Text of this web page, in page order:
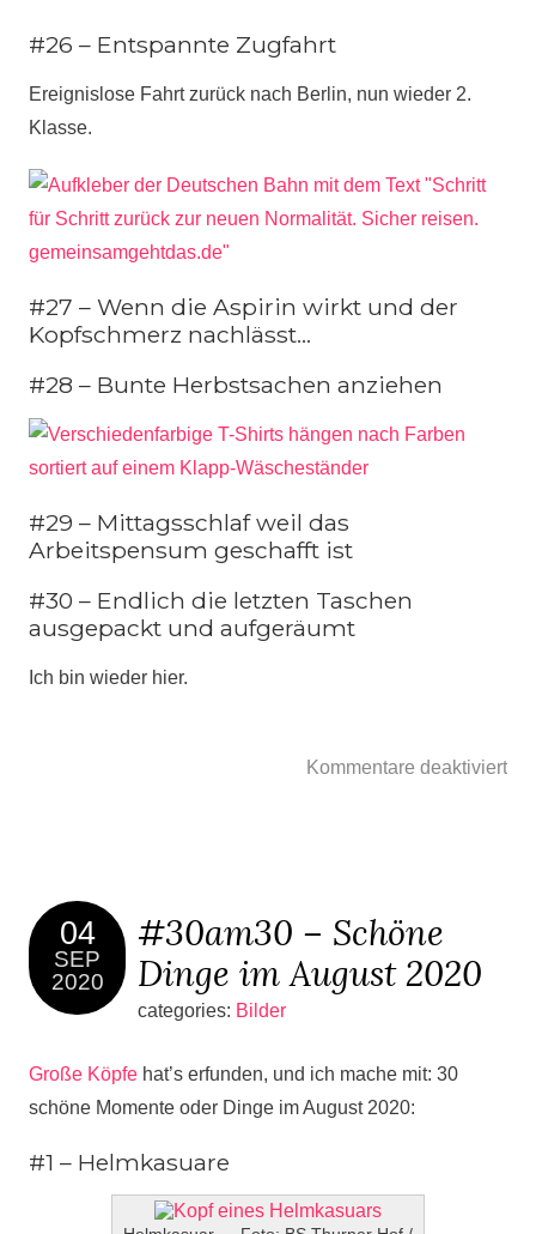
#26 – Entspannte Zugfahrt
Ereignislose Fahrt zurück nach Berlin, nun wieder 2.
Klasse.
#27 – Wenn die Aspirin wirkt und der
Kopfschmerz nachlässt…
#28 – Bunte Herbstsachen anziehen
#29 – Mittagsschlaf weil das
Arbeitspensum geschafft ist
#30 – Endlich die letzten Taschen
ausgepackt und aufgeräumt
Ich bin wieder hier.
Kommentare deaktiviert
04
SEP
2020
#30am30 – Schöne
Dinge im August 2020
categories: Bilder
Große Köpfe hat’s erfunden, und ich mache mit: 30
schöne Momente oder Dinge im August 2020:
#1 – Helmkasuare